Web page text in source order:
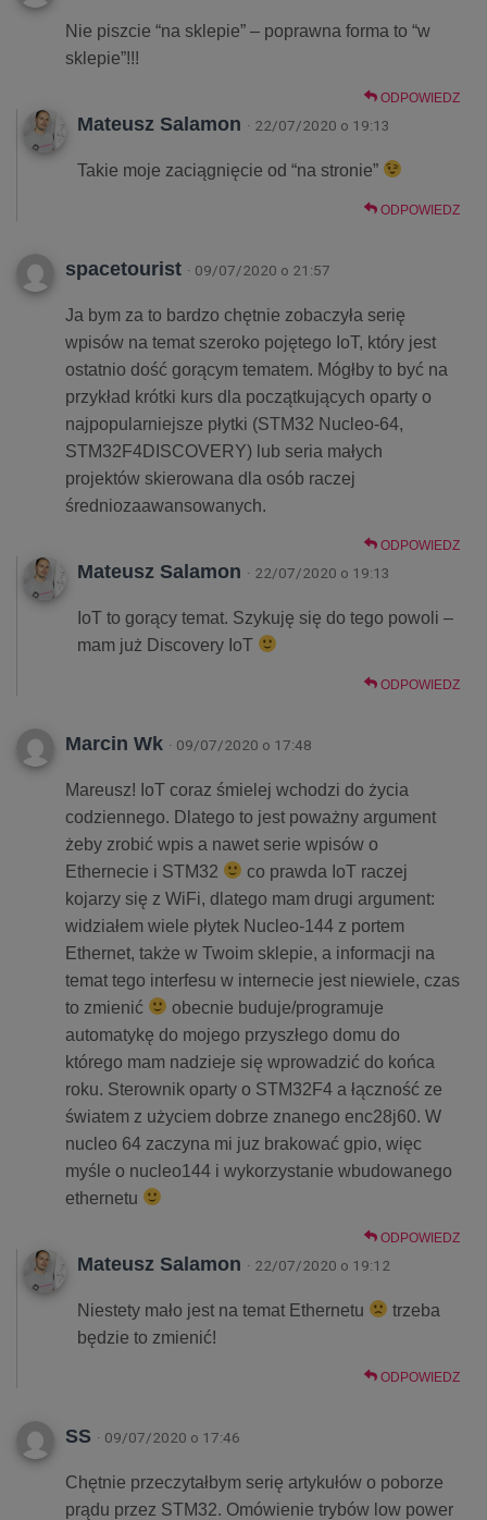
Nie piszcie “na sklepie” – poprawna forma to “w
sklepie”!!!
ODPOWIEDZ
Mateusz Salamon · 22/07/2020 o 19:13
Takie moje zaciągnięcie od “na stronie”
ODPOWIEDZ
spacetourist · 09/07/2020 o 21:57
Ja bym za to bardzo chętnie zobaczyła serię
wpisów na temat szeroko pojętego IoT, który jest
ostatnio dość gorącym tematem. Mógłby to być na
przykład krótki kurs dla początkujących oparty o
najpopularniejsze płytki (STM32 Nucleo-64,
STM32F4DISCOVERY) lub seria małych
projektów skierowana dla osób raczej
średniozaawansowanych.
ODPOWIEDZ
Mateusz Salamon · 22/07/2020 o 19:13
IoT to gorący temat. Szykuję się do tego powoli –
mam już Discovery IoT
ODPOWIEDZ
Marcin Wk · 09/07/2020 o 17:48
Mareusz! IoT coraz śmielej wchodzi do życia
codziennego. Dlatego to jest poważny argument
żeby zrobić wpis a nawet serie wpisów o
Ethernecie i STM32
co prawda IoT raczej
kojarzy się z WiFi, dlatego mam drugi argument:
widziałem wiele płytek Nucleo-144 z portem
Ethernet, także w Twoim sklepie, a informacji na
temat tego interfesu w internecie jest niewiele, czas
to zmienić
obecnie buduje/programuje
automatykę do mojego przyszłego domu do
którego mam nadzieje się wprowadzić do końca
roku. Sterownik oparty o STM32F4 a łączność ze
światem z użyciem dobrze znanego enc28j60. W
nucleo 64 zaczyna mi juz brakować gpio, więc
myśle o nucleo144 i wykorzystanie wbudowanego
ethernetu
ODPOWIEDZ
Mateusz Salamon · 22/07/2020 o 19:12
Niestety mało jest na temat Ethernetu
trzeba
będzie to zmienić!
ODPOWIEDZ
SS · 09/07/2020 o 17:46
Chętnie przeczytałbym serię artykułów o poborze
prądu przez STM32. Omówienie trybów low power